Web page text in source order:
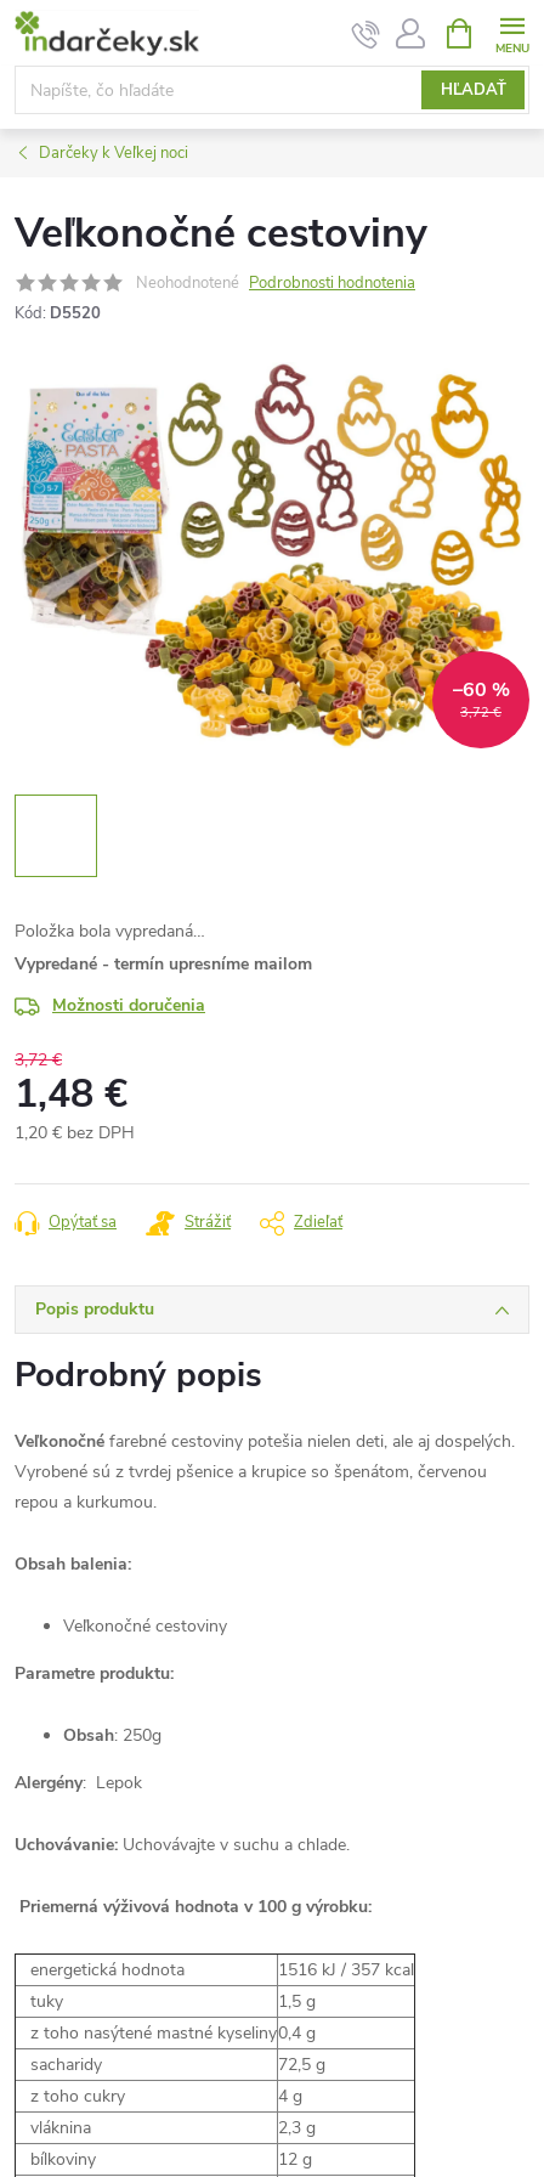
Prejsť
obsah
HĽADAŤ
KOŠÍK
Darčeky k Veľkej noci
Veľkonočné cestoviny
Neohodnotené Podrobnosti hodnotenia
Kód: D5520
3,72 €
–60 %
Položka bola vypredaná…
Vypredané - termín upresníme mailom
Možnosti doručenia
3,72 €
1,48 €
1,20 € bez DPH
cena:
Opýtať sa Strážiť Zdieľať
Popis produktu
Podrobný popis
Veľkonočné farebné cestoviny potešia nielen deti, ale aj dospelých.
Vyrobené sú z tvrdej pšenice a krupice so špenátom, červenou
repou a kurkumou.
Obsah balenia:
Veľkonočné cestoviny
Parametre produktu:
Obsah: 250g
Alergény: Lepok
Uchovávanie: Uchovávajte v suchu a chlade.
Priemerná výživová hodnota v 100 g výrobku:
energetická hodnota
1516 kJ / 357 kcal
tuky
1,5 g
z toho nasýtené mastné kyseliny0,4 g
sacharidy
72,5 g
z toho cukry
4 g
vláknina
2,3 g
bílkoviny
12 g